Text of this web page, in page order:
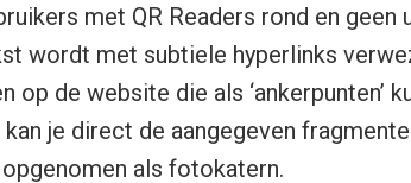
met QR Readers rond en geen
wordt met subtiele hyperlinks
op de website die als ‘ankerpunten’
je direct de aangegeven
als fotokatern.